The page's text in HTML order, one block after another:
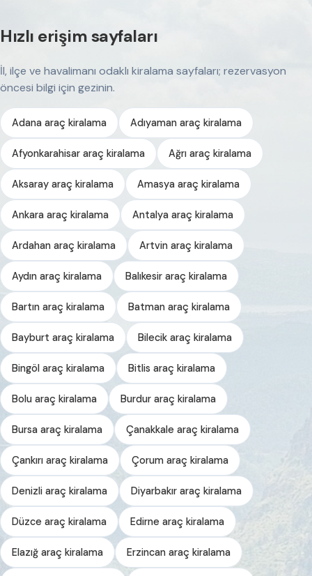
Hızlı erişim sayfaları
İl, ilçe ve havalimanı odaklı kiralama sayfaları; rezervasyon
öncesi bilgi için gezinin.
Adana araç kiralama Adıyaman araç kiralama
Afyonkarahisar araç kiralama Ağrı araç kiralama
Aksaray araç kiralama Amasya araç kiralama
Ankara araç kiralama Antalya araç kiralama
Ardahan araç kiralama Artvin araç kiralama
Aydın araç kiralama Balıkesir araç kiralama
Bartın araç kiralama Batman araç kiralama
Bayburt araç kiralama Bilecik araç kiralama
Bingöl araç kiralama Bitlis araç kiralama
Bolu araç kiralama Burdur araç kiralama
Bursa araç kiralama Çanakkale araç kiralama
Çankırı araç kiralama Çorum araç kiralama
Denizli araç kiralama Diyarbakır araç kiralama
Düzce araç kiralama Edirne araç kiralama
Elazığ araç kiralama Erzincan araç kiralama